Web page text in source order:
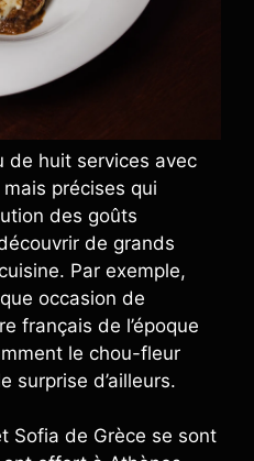
de huit services avec
précises qui
des goûts
de grands
Par exemple,
occasion de
français de l’époque
le chou-fleur
surprise d’ailleurs.
Sofia de Grèce se sont